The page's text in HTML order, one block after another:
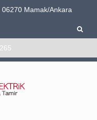
Mamak/Ankara